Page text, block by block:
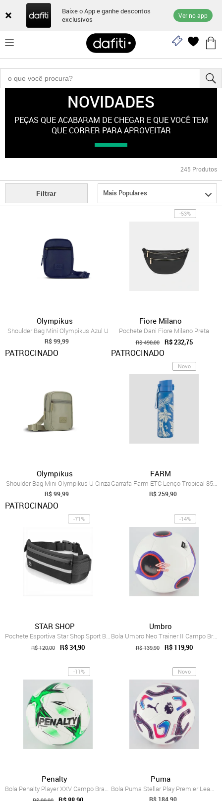
Baixe o App e ganhe descontos
exclusivos
Ver no app
NOVIDADES
PEÇAS QUE ACABARAM DE CHEGAR E QUE VOCÊ TEM
QUE CORRER PARA APROVEITAR
245 Produtos
Filtrar Mais Populares
Olympikus
Shoulder Bag Mini Olympikus Azul U
R$ 99,99
PATROCINADO
-53%
Fiore Milano
Pochete Dani Fiore Milano Preta
R$ 490,00 R$ 232,75
PATROCINADO
Olympikus
Shoulder Bag Mini Olympikus U Cinza
R$ 99,99
PATROCINADO
Novo
FARM
Garrafa Farm ETC Lenço Tropical 850ML Azul
R$ 259,90
-71%
STAR SHOP
Pochete Esportiva Star Shop Sport Bag Preta
R$ 120,00 R$ 34,90
-14%
Umbro
Bola Umbro Neo Trainer II Campo Branca
R$ 139,90 R$ 119,90
-11%
Penalty
Bola Penalty Player XXV Campo Branca e Verde
Novo
Puma
Bola Puma Stellar Play Premier League Re...
R$ 184,90